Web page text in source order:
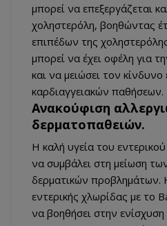
μπορεί να επεξεργάζεται
χοληστερόλη, βοηθώντας
επιπέδων της
μπορεί να έχει οφέλη για
και να μειώσει τον
καρδιαγγειακών παθήσεων.
Ανακούφιση
δερματοπαθειών.
Η καλή υγεία του
να συμβάλει στη μείωση
δερματικών προβλημάτων.
εντερικής χλωρίδας με το
να βοηθήσει στην